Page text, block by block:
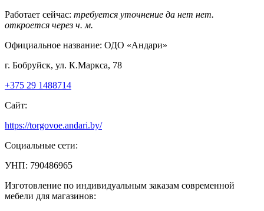
Работает сейчас: требуется уточнение да нет нет.
откроется через ч. м.
Официальное название: ОДО «Андари»
г. Бобруйск, ул. К.Маркса, 78
+375 29 1488714
Сайт:
https://torgovoe.andari.by/
Социальные сети:
УНП: 790486965
Изготовление по индивидуальным заказам современной
мебели для магазинов: